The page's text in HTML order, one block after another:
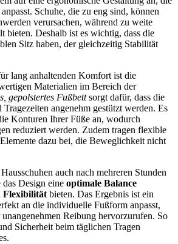
Schuhe, die zu eng sind, können
verursachen, während zu weite
bieten. Deshalb ist es wichtig, dass die
Sitz haben, der gleichzeitig Stabilität
lang anhaltenden Komfort ist die
Materialien im Bereich der
gepolstertes Fußbettsorgt dafür, dass die
Tragezeiten angenehm gestützt werden. Es
Konturen Ihrer Füße an, wodurch
reduziert werden. Zudem tragen flexible
dazu bei, die Beweglichkeit nicht
auch nach mehreren Stunden
Design eine optimale Balance
Flexibilität bieten. Das Ergebnis ist ein
an die individuelle Fußform anpasst,
Reibung hervorzurufen. So
Sicherheit beim täglichen Tragen